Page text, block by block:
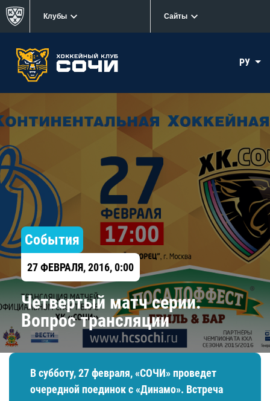
Клубы Сайты
РУ
События
27 ФЕВРАЛЯ, 2016, 0:00
Четвертый матч серии.
Вопрос трансляции
В субботу, 27 февраля, «СОЧИ» проведет
очередной поединок с «Динамо». Встреча